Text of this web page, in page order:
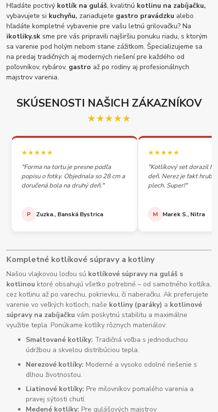
Hľadáte poctivý kotlík na guláš, kvalitnú kotlinu na zabíjačku,
vybavujete si kuchyňu, zariaďujete gastro pravádzku alebo
hľadáte kompletné vybavenie pre vašu letnú grilovačku? Na
ikotliky.sk sme pre vás pripravili najširšiu ponuku riadu, s ktorým
sa varenie pod holým nebom stane zážitkom. Špecializujeme sa
na predaj tradičných aj moderných riešení pre každého od
poľovníkov, rybárov, gastro až po rodiny aj profesionálnych
majstrov varenia.
SKÚSENOSTI NAŠICH ZÁKAZNÍKOV
★★★★★
★★★★★
"Forma na tortu je presne podľa
popisu o fotky. Objednala so 28 cm a
doručená bola na druhý deň."
P Zuzka., Banská Bystrica
★★★★★
"Kotlíkový set dorazil
deň. Nerez je fakt
plech. Super!"
M Marek S., Nitra
Kompletné kotlíkové súpravy a kotliny
Našou vlajkovou loďou sú kotlíkové súpravy na guláš s
kotlinou ktoré obsahujú všetko potrebné – od samotného kotlíka,
cez kotlinu až po varechu, pokrievku, či naberačku. Ak preferujete
varenie vo veľkých kotloch, naše kotliny (paráky) a kotlinové
súpravy na zabíjačku vám poskytnú stabilitu a maximálne
využitie tepla. Ponúkame kotlíky rôznych materiálov:
Smaltované kotlíky: Tradičná voľba s jednoduchou
údržbou a skvelou distribúciou tepla.
Nerezové kotlíky: Moderné a vysoko odolné riešenie s
dlhou životnosťou.
Liatinové kotlíky: Pre milovníkov pomalého varenia a
pravej sýtosti chutí.
Medené kotlíky: Pre gulášových majstrov